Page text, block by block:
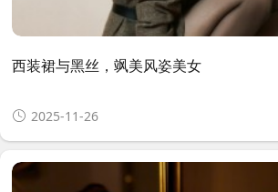
西装裙与黑丝，飒美风姿美女
2025-11-26